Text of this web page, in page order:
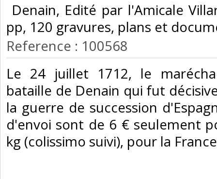
Denain, Edité par l'Amicale
pp, 120 gravures, plans et
Reference : 100568
‎Le 24 juillet 1712, le
bataille de Denain qui fut
la guerre de succession
d'envoi sont de 6 € seulement
kg (colissimo suivi), pour la